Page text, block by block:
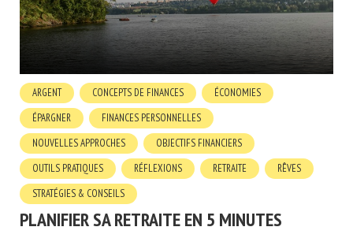
ARGENT CONCEPTS DE FINANCES
ÉCONOMIES
ÉPARGNER
FINANCES PERSONNELLES
NOUVELLES APPROCHES
OBJECTIFS FINANCIERS
OUTILS PRATIQUES
RÉFLEXIONS RETRAITE
RÊVES
STRATÉGIES & CONSEILS
PLANIFIER SA RETRAITE EN 5 MINUTES